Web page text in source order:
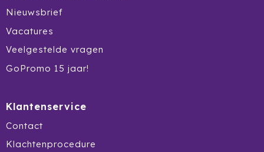
Oxious
Parker
Prixton
Nieuwsbrief
Vacatures
Veelgestelde vragen
GoPromo 15 jaar!
Klantenservice
Contact
Klachtenprocedure